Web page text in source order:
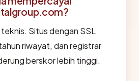
Situs dengan SSL
riwayat, dan registrar
berskor lebih tinggi.